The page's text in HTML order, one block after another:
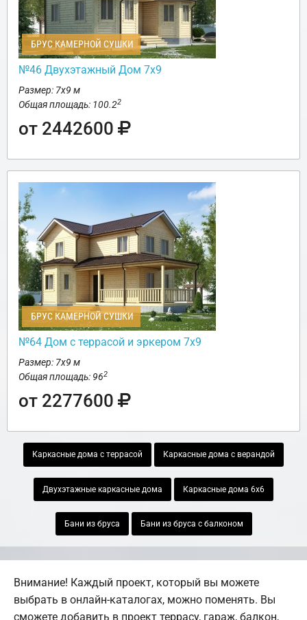
БРУС КАМЕРНОЙ СУШКИ
№46 Двухэтажный Дом 7х9
Размер: 7х9 м
Общая площадь: 100.22
от 2442600
БРУС КАМЕРНОЙ СУШКИ
№64 Дом с террасой и эркером 7х9
Размер: 7х9 м
Общая площадь: 962
от 2277600
Каркасные дома с террасой Каркасные дома с верандой
Двухэтажные каркасные дома Каркасные дома 6х6
Бани из бруса Бани из бруса с балконом
Внимание! Каждый проект, который вы можете
выбрать в онлайн-каталогах, можно поменять. Вы
сможете добавить в проект террасу, гараж, балкон,